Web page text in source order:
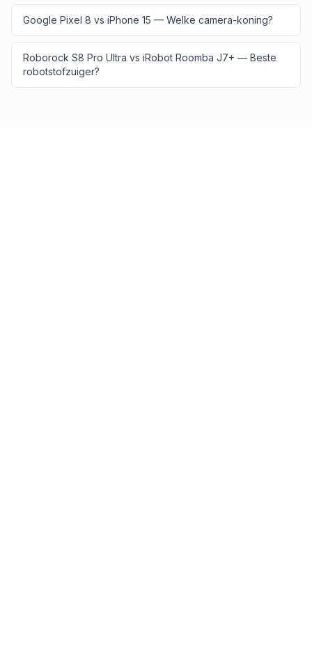
Google Pixel 8 vs iPhone 15 — Welke camera-koning?
Roborock S8 Pro Ultra vs iRobot Roomba J7+ — Beste
robotstofzuiger?